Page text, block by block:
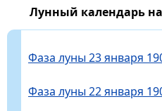
Лунный календарь
Фаза луны 23 января
Фаза луны 22 января